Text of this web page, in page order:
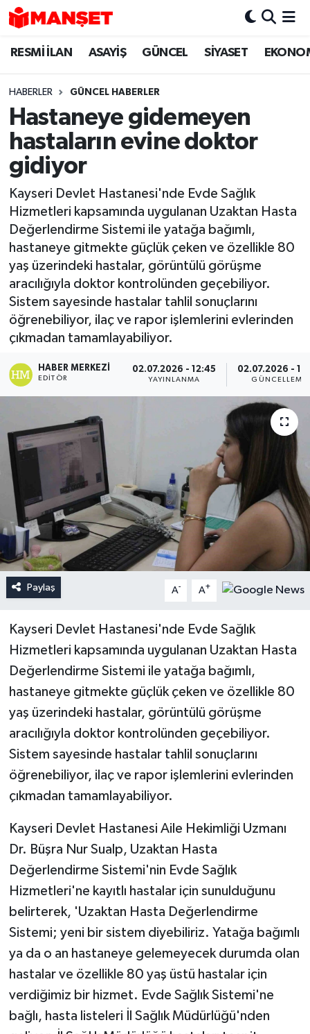
RESMİ İLAN ASAYİŞ GÜNCEL SİYASET
HABERLER GÜNCEL HABERLER
Hastaneye gidemeyen
hastaların evine doktor
gidiyor
Kayseri Devlet Hastanesi'nde Evde Sağlık
Hizmetleri kapsamında uygulanan Uzaktan Hasta
Değerlendirme Sistemi ile yatağa bağımlı,
hastaneye gitmekte güçlük çeken ve özellikle 80
yaş üzerindeki hastalar, görüntülü görüşme
aracılığıyla doktor kontrolünden geçebiliyor.
Sistem sayesinde hastalar tahlil sonuçlarını
öğrenebiliyor, ilaç ve rapor işlemlerini evlerinden
çıkmadan tamamlayabiliyor.
HABER MERKEZI
EDITÖR
02.07.2026 - 12:45
YAYINLANMA
02.07.2026 -
GÜNCELLEME
Paylaş A- A+
Kayseri Devlet Hastanesi'nde Evde Sağlık
Hizmetleri kapsamında uygulanan Uzaktan Hasta
Değerlendirme Sistemi ile yatağa bağımlı,
hastaneye gitmekte güçlük çeken ve özellikle 80
yaş üzerindeki hastalar, görüntülü görüşme
aracılığıyla doktor kontrolünden geçebiliyor.
Sistem sayesinde hastalar tahlil sonuçlarını
öğrenebiliyor, ilaç ve rapor işlemlerini evlerinden
çıkmadan tamamlayabiliyor.
Kayseri Devlet Hastanesi Aile Hekimliği Uzmanı
Dr. Büşra Nur Sualp, Uzaktan Hasta
Değerlendirme Sistemi'nin Evde Sağlık
Hizmetleri'ne kayıtlı hastalar için sunulduğunu
belirterek, 'Uzaktan Hasta Değerlendirme
Sistemi; yeni bir sistem diyebiliriz. Yatağa bağımlı
ya da o an hastaneye gelemeyecek durumda olan
hastalar ve özellikle 80 yaş üstü hastalar için
verdiğimiz bir hizmet. Evde Sağlık Sistemi'ne
bağlı, hasta listeleri İl Sağlık Müdürlüğü'nden
Hava Durumu
Trafik Durumu
Süper Lig Puan Durumu ve Fikstür
Tüm Manşetler
Son Dakika Haberleri
Haber Arşivi